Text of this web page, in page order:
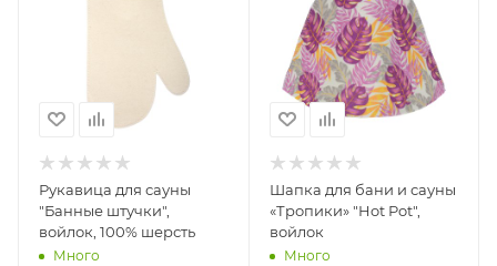
Рукавица для сауны
"Банные штучки",
войлок, 100% шерсть
Много
Шапка для бани и сауны
«Тропики» "Hot Pot",
войлок
Много